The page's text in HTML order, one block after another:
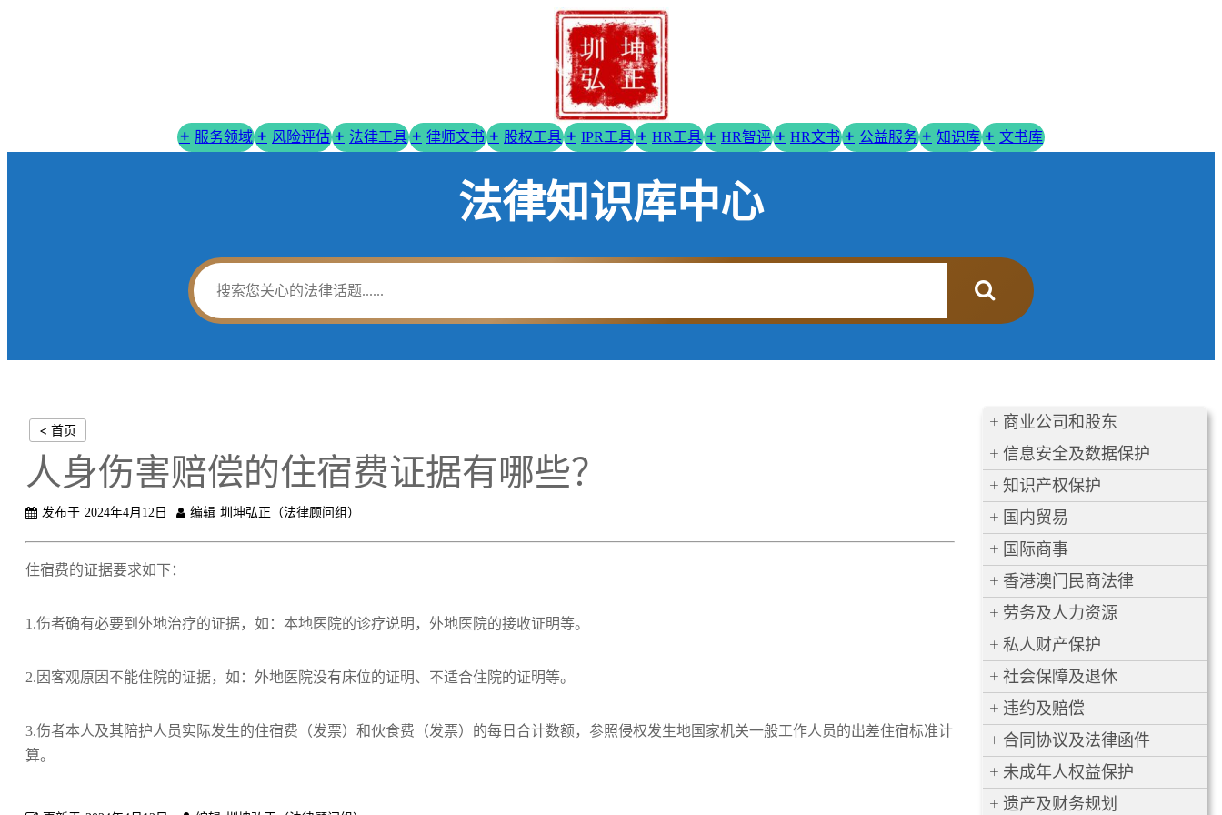
服务领域 风险评估 法律工具 律师文书 股权工具 IPR工具 HR工具 HR智评 HR文书 公益服务 知识库 文书库
法律知识库中心
< 首页
人身伤害赔偿的住宿费证据有哪些？
发布于 2024年4月12日 编辑 圳坤弘正（法律顾问组）
住宿费的证据要求如下：
1.伤者确有必要到外地治疗的证据，如：本地医院的诊疗说明，外地医院的接收证明等。
2.因客观原因不能住院的证据，如：外地医院没有床位的证明、不适合住院的证明等。
3.伤者本人及其陪护人员实际发生的住宿费（发票）和伙食费（发票）的每日合计数额，参照侵权发生地国家机关一般工作人员的出差住宿标准计
算。
商业公司和股东
信息安全及数据保护
知识产权保护
国内贸易
国际商事
香港澳门民商法律
劳务及人力资源
私人财产保护
社会保障及退休
违约及赔偿
合同协议及法律函件
未成年人权益保护
遗产及财务规划